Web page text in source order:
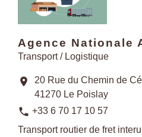
Agence Nationale
Transport / Logistique
location_on
20 Rue du Chemin de
41270 Le Poislay
phone +33 6 70 17 10 57
Transport routier de fret